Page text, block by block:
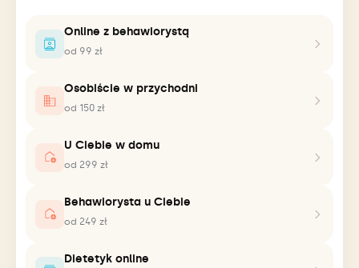
Online z behawiorystą
od 99 zł
Osobiście w przychodni
od 150 zł
U Ciebie w domu
od 299 zł
Behawiorysta u Ciebie
od 249 zł
Dietetyk online